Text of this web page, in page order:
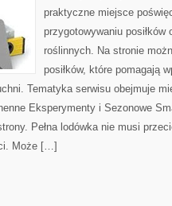
praktyczne miejsce
przygotowywaniu posiłków
roślinnych. Na stronie
posiłków, które pomagają
Tematyka serwisu obejmuje
Eksperymenty i Sezonowe
Pełna lodówka nie musi
Może […]